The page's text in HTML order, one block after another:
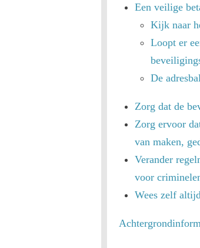
Een veilige
Kijk naar
Loopt er
De
Zorg dat de
Zorg ervoor
van maken,
Verander
voor
Wees zelf